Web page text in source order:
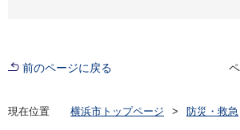
前のページに戻る
現在位置 横浜市トップページ 防災・救急